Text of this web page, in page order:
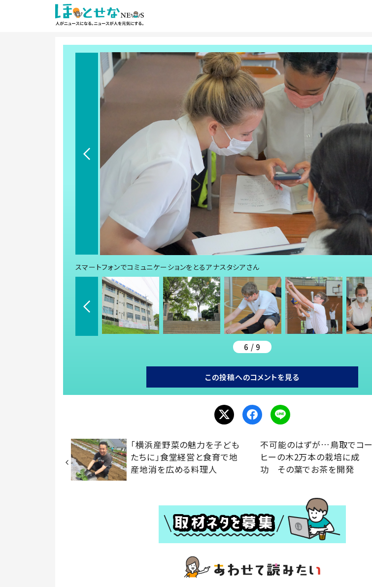
スマートフォンでコミュニケーションをとるアナスタシアさん
6 / 9
この投稿へのコメントを見る
「横浜産野菜の魅力を子ども
たちに」食堂経営と食育で地
産地消を広める料理人
不可能のはずが…鳥取でコー
ヒーの木2万本の栽培に成
功 その葉でお茶を開発